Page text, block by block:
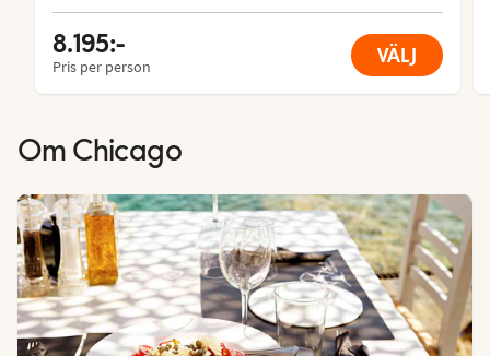
8.195:-
Pris per person VÄLJ
Om Chicago